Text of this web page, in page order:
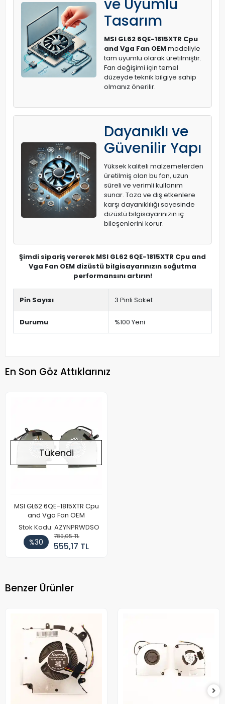
ve Uyumlu
Tasarım
MSI GL62 6QE-1815XTR Cpu
and Vga Fan OEMmodeliyle
tam uyumlu olarak üretilmiştir.
Fan değişimi için temel
düzeyde teknik bilgiye sahip
olmanız önerilir.
Dayanıklı ve
Güvenilir Yapı
Yüksek kaliteli malzemelerden
üretilmiş olan bu fan, uzun
süreli ve verimli kullanım
sunar. Toza ve dış etkenlere
karşı dayanıklılığı sayesinde
dizüstü bilgisayarınızın iç
bileşenlerini korur.
Şimdi sipariş vererek MSI GL62 6QE-1815XTR Cpu and
Vga Fan OEM dizüstü bilgisayarınızın soğutma
performansını artırın!
Pin Sayısı 3 Pinli Soket
Durumu %100 Yeni
En Son Göz Attıklarınız
Tükendi
MSI GL62 6QE-1815XTR Cpu
and Vga Fan OEM
Stok Kodu: AZYNPRWDSO
%30
789,05 TL
555,17 TL
Benzer Ürünler